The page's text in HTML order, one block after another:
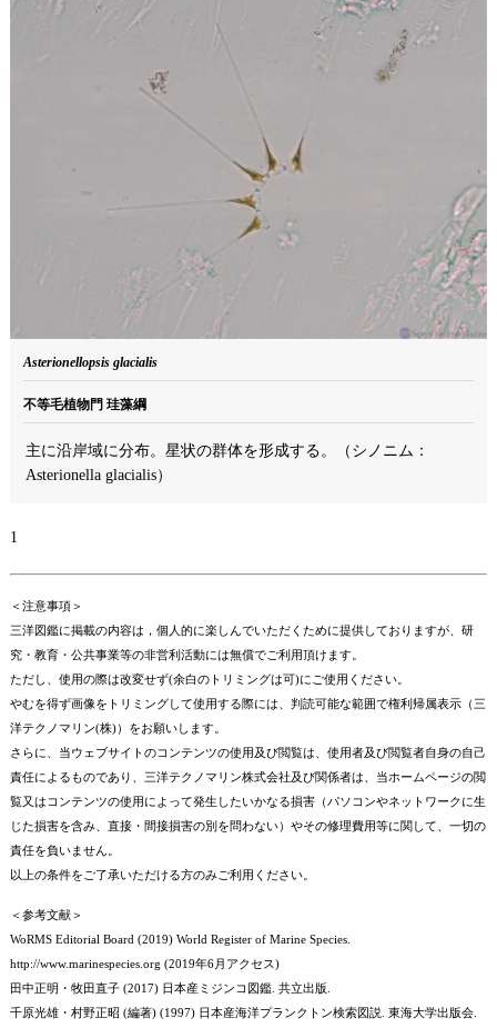
Asterionellopsis glacialis
不等毛植物門 珪藻綱
主に沿岸域に分布。星状の群体を形成する。（シノニム：
Asterionella glacialis）
1
＜注意事項＞
三洋図鑑に掲載の内容は，個人的に楽しんでいただくために提供しておりますが、研
究・教育・公共事業等の非営利活動には無償でご利用頂けます。
ただし、使用の際は改変せず(余白のトリミングは可)にご使用ください。
やむを得ず画像をトリミングして使用する際には、判読可能な範囲で権利帰属表示（三
洋テクノマリン(株)）をお願いします。
さらに、当ウェブサイトのコンテンツの使用及び閲覧は、使用者及び閲覧者自身の自己
責任によるものであり、三洋テクノマリン株式会社及び関係者は、当ホームページの閲
覧又はコンテンツの使用によって発生したいかなる損害（パソコンやネットワークに生
じた損害を含み、直接・間接損害の別を問わない）やその修理費用等に関して、一切の
責任を負いません。
以上の条件をご了承いただける方のみご利用ください。
＜参考文献＞
WoRMS Editorial Board (2019) World Register of Marine Species.
http://www.marinespecies.org (2019年6月アクセス)
田中正明・牧田直子 (2017) 日本産ミジンコ図鑑. 共立出版.
千原光雄・村野正昭 (編著) (1997) 日本産海洋プランクトン検索図説. 東海大学出版会.